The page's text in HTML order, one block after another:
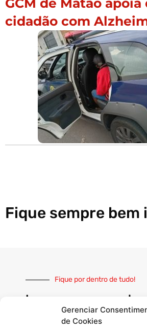
Gerenciar
de Cookies
GCM de Matão
cidadão com
Fique sempre
Fique por dentro de tudo!
Inscreva-se e receba
notícias sempre